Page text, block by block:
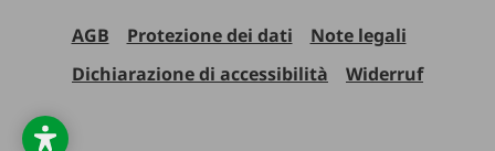
AGB Protezione dei dati
Note legali
Dichiarazione di accessibilità
Widerruf